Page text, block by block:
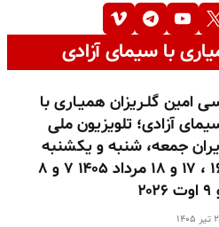
با سیمای آزادی
امین گلـریزان همیـاری با
آزادی؛ تلویزیون ملی
جمعه، شنبه و یکشنبه
۱۶ ، ۱۷ و ۱۸ مرداد ۱۴۰۵ ۷ و ۸